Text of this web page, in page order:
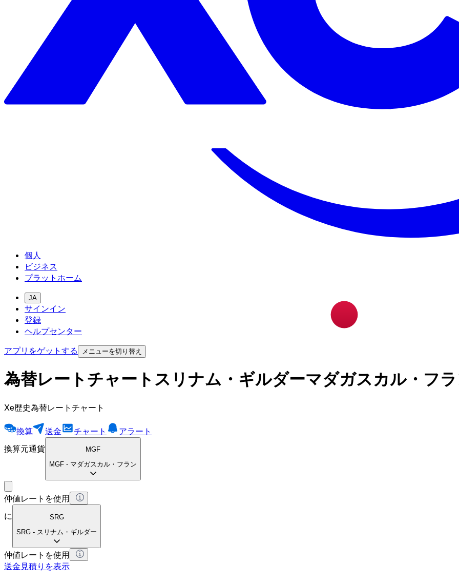
個人
ビジネス
プラットホーム
JA
サインイン
登録
ヘルプセンター
アプリをゲットする
メニューを切り替え
為替レートチャートスリナム・ギルダーマダガスカル・フ
Xe歴史為替レートチャート
換算 送金 チャート
アラート
換算元通貨
MGF
MGF - マダガスカル・フラン
仲値レートを使用
に
SRG
SRG - スリナム・ギルダー
仲値レートを使用
送金見積りを表示